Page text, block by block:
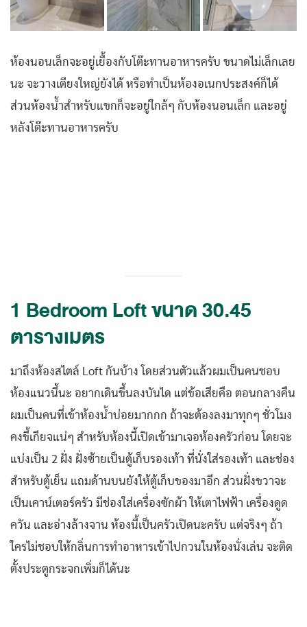
ห้องนอนเล็กจะอยู่เยื้องกับโต๊ะทานอาหารครับ ขนาดไม่เล็กเลย
นะ จะวางเตียงใหญ่ยังได้ หรือทำเป็นห้องอเนกประสงค์ก็ได้
ส่วนห้องน้ำสำหรับแขกก็จะอยู่ใกล้ๆ กับห้องนอนเล็ก และอยู่
หลังโต๊ะทานอาหารครับ
1 Bedroom Loft ขนาด 30.45
ตารางเมตร
มาถึงห้องสไตล์ Loft กันบ้าง โดยส่วนตัวแล้วผมเป็นคนชอบ
ห้องแนวนี้นะ อยากเดินขึ้นลงบันได แต่ข้อเสียคือ ตอนกลางคืน
ผมเป็นคนที่เข้าห้องน้ำบ่อยมากกก ถ้าจะต้องลงมาทุกๆ ชั่วโมง
คงขี้เกียจแน่ๆ สำหรับห้องนี้เปิดเข้ามาเจอห้องครัวก่อน โดยจะ
แบ่งเป็น 2 ฝั่ง ฝั่งซ้ายเป็นตู้เก็บรองเท้า ที่นั่งใส่รองเท้า และช่อง
สำหรับตู้เย็น แถมด้านบนยังให้ตู้เก็บของมาอีก ส่วนฝั่งขวาจะ
เป็นเคาน์เตอร์ครัว มีช่องใส่เครื่องซักผ้า ให้เตาไฟฟ้า เครื่องดูด
ควัน และอ่างล้างจาน ห้องนี้เป็นครัวเปิดนะครับ แต่จริงๆ ถ้า
ใครไม่ชอบให้กลิ่นการทำอาหารเข้าไปกวนในห้องนั่งเล่น จะติด
ตั้งประตูกระจกเพิ่มก็ได้นะ